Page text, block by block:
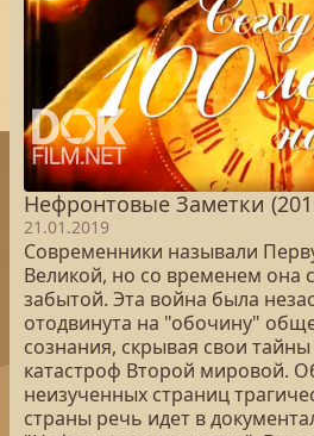
Нефронтовые Заметки
21.01.2019
Современники называли
Великой, но со временем она
забытой. Эта война была
отодвинута на "обочину"
сознания, скрывая свои
катастроф Второй мировой.
неизученных страниц
страны речь идет в